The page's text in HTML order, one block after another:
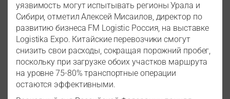
уязвимость могут испытывать регионы Урала и
Сибири, отметил Алексей Мисаилов, директор по
развитию бизнеса FM Logistic Россия, на выставке
Logistika Expo. Китайские перевозчики смогут
снизить свои расходы, сокращая порожний пробег,
поскольку при загрузке обоих участков маршрута
на уровне 75-80% транспортные операции
остаются эффективными.